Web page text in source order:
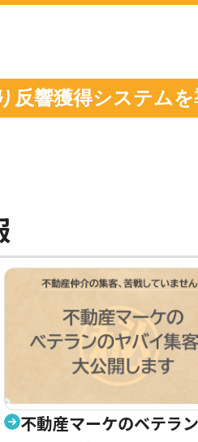
反響獲得システムを
不動産マーケのベテラ